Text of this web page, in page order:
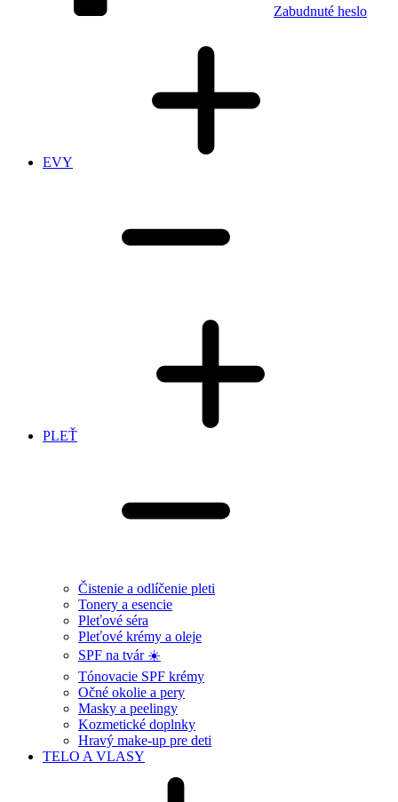
Zabudnuté heslo
EVY
PLEŤ
Čistenie a odlíčenie pleti
Tonery a esencie
Pleťové séra
Pleťové krémy a oleje
SPF na tvár ☀️
Tónovacie SPF krémy
Očné okolie a pery
Masky a peelingy
Kozmetické doplnky
Hravý make-up pre deti
TELO A VLASY